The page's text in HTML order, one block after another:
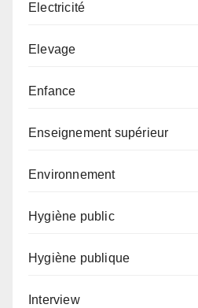
Electricité
Elevage
Enfance
Enseignement supérieur
Environnement
Hygiène public
Hygiène publique
Interview